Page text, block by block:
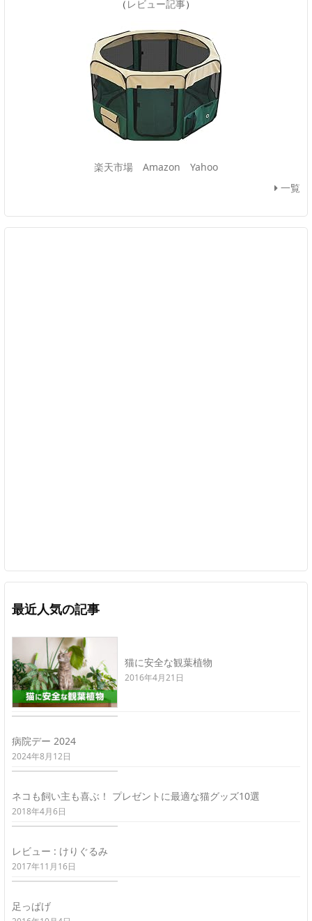
（ レビュー記事）
楽天市場 Amazon
Yahoo
一覧
最近人気の記事
猫に安全な観葉植物
2016年4月21日
病院デー 2024
2024年8月12日
ネコも飼い主も喜ぶ！ プレゼントに最適な猫グッズ10選
2018年4月6日
レビュー : けりぐるみ
2017年11月16日
足っぱげ